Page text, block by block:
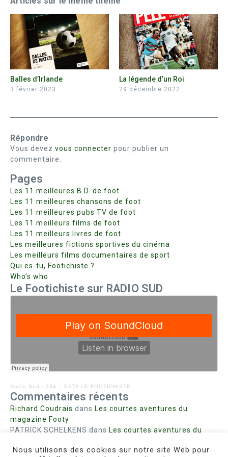
Balles d’Irlande
3 février 2023
La légende d’un Roi
29 décembre 2022
Répondre
Vous devez vous connecter pour publier un
commentaire.
Pages
Les 11 meilleures B.D. de foot
Les 11 meilleures chansons de foot
Les 11 meilleures pubs TV de foot
Les 11 meilleurs films de foot
Les 11 meilleurs livres de foot
Les meilleures fictions sportives du cinéma
Les meilleurs films documentaires de sport
Qui es-tu, Footichiste ?
Who’s who
Le Footichiste sur RADIO SUD
Radio Sud · 234 – ESTA LE FOOTICHISTE
Commentaires récents
Richard Coudrais dans Les courtes aventures du
magazine Footy
PATRICK SCHELKENS dans Les courtes aventures du
Bohn fabiennedans Intrigues sanglantes à Mulhouse
Nous utilisons des cookies sur notre site Web pour